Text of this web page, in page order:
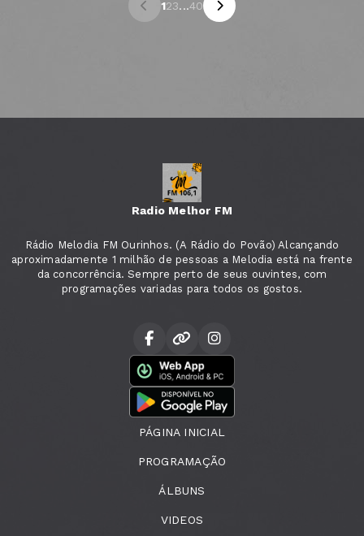
123...40
Radio Melhor FM
Rádio Melodia FM Ourinhos. (A Rádio do Povão) Alcançando
aproximadamente 1 milhão de pessoas a Melodia está na frente
da concorrência. Sempre perto de seus ouvintes, com
programações variadas para todos os gostos.
PÁGINA INICIAL
PROGRAMAÇÃO
ÁLBUNS
VIDEOS